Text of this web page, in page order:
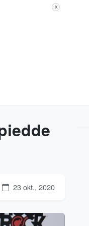
X
23 okt., 2020